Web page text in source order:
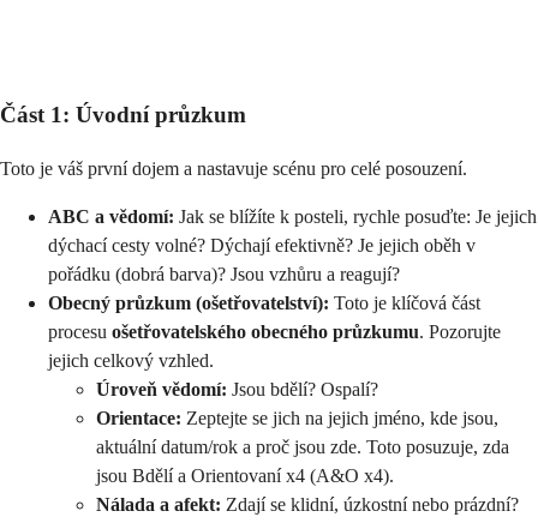
Část 1: Úvodní průzkum
Toto je váš první dojem a nastavuje scénu pro celé posouzení.
ABC a vědomí: Jak se blížíte k posteli, rychle posuďte: Je jejich
dýchací cesty volné? Dýchají efektivně? Je jejich oběh v
pořádku (dobrá barva)? Jsou vzhůru a reagují?
Obecný průzkum (ošetřovatelství): Toto je klíčová část
procesu ošetřovatelského obecného průzkumu. Pozorujte
jejich celkový vzhled.
Úroveň vědomí: Jsou bdělí? Ospalí?
Orientace: Zeptejte se jich na jejich jméno, kde jsou,
aktuální datum/rok a proč jsou zde. Toto posuzuje, zda
jsou Bdělí a Orientovaní x4 (A&O x4).
Nálada a afekt: Zdají se klidní, úzkostní nebo prázdní?